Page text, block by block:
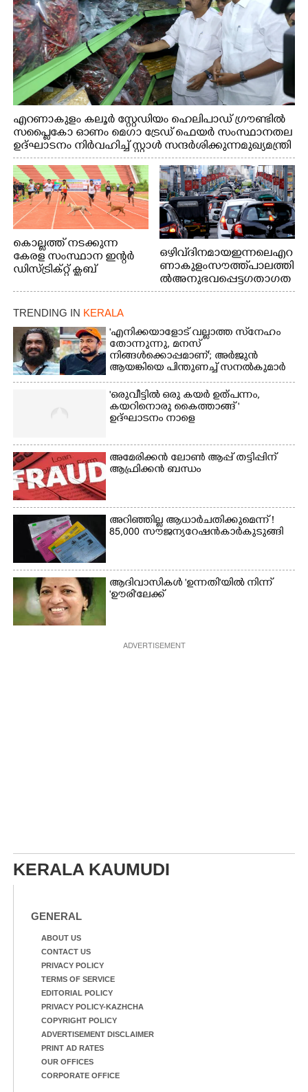
എറണാകുളം കലൂർ സ്റ്റേഡിയം ഹെലിപാഡ് ഗ്രൗണ്ടിൽ
സപ്ളൈകോ ഓണം മെഗാ ട്രേഡ് ഫെയർ സംസ്ഥാനതല
ഉദ്ഘാടനം നിർവഹിച്ച് സ്റ്റാൾ സന്ദർശിക്കുന്ന മുഖ്യമന്ത്രി
വി.ഡി. സതീശൻ. മന്ത്രി അനൂപ് ജേക്കബ് സമീപം
കൊല്ലത്ത് നടക്കുന്ന
കേരള സംസ്ഥാന ഇന്റർ
ഡിസ്ട്രിക്റ്റ് ക്ലബ്
ചാമ്പ്യൻഷിപ്പിൽ അണ്ടർ
20 ആൺകുട്ടികളുടെ 200
മത്സരത്തിനിടെ സിന്തറ്റിക്
ട്രാക്കിന് കുറുകെ ഓടുന്ന
നായകൾ.
ഒഴിവ് ദിനമായ ഇന്നലെ എറ
ണാകുളം സൗത്ത് പാലത്തി
ൽ അനുഭവപ്പെട്ട ഗതാഗത
ക്കുരുക്ക്
TRENDING IN KERALA
'എനിക്കയാളോട് വല്ലാത്ത സ്‌നേഹം
തോന്നുന്നു, മനസ്
നിങ്ങൾക്കൊപ്പമാണ്'; അർജുൻ
ആയങ്കിയെ പിന്തുണച്ച് സനൽകുമാർ
'ഒരുവീട്ടിൽ ഒരു കയർ ഉത്പന്നം,
കയറിനൊരു കൈത്താങ്ങ് '
ഉദ്ഘാടനം നാളെ
അമേരിക്കൻ ലോൺ ആപ്പ് തട്ടിപ്പിന്
ആഫ്രിക്കൻ ബന്ധം
അറിഞ്ഞില്ല ആധാർ ചതിക്കുമെന്ന് !
85,000 സൗജന്യ റേഷൻകാർ കുടുങ്ങി
ആദിവാസികൾ 'ഉന്നതി'യിൽ നിന്ന്
'ഊരി'ലേക്ക്
ADVERTISEMENT
KERALA KAUMUDI
GENERAL
ABOUT US
CONTACT US
PRIVACY POLICY
TERMS OF SERVICE
EDITORIAL POLICY
PRIVACY POLICY-KAZHCHA
COPYRIGHT POLICY
ADVERTISEMENT DISCLAIMER
PRINT AD RATES
OUR OFFICES
CORPORATE OFFICE